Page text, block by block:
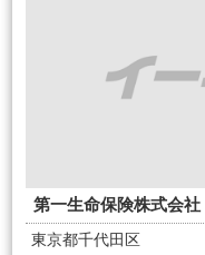
第一生命保険株式会社
東京都千代田区